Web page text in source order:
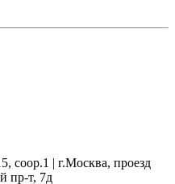
соор.1 | г.Москва, проезд
пр-т, 7д